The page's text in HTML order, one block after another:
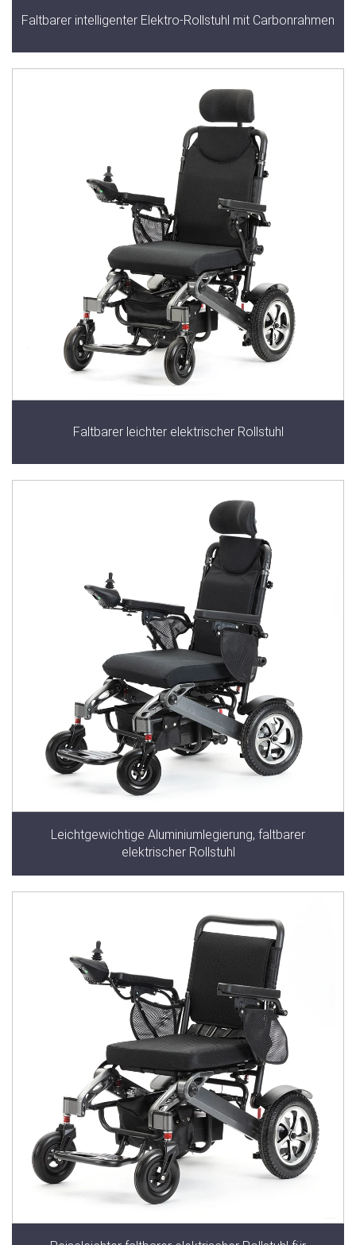
Faltbarer intelligenter Elektro-Rollstuhl mit Carbonrahmen
Faltbarer leichter elektrischer Rollstuhl
Leichtgewichtige Aluminiumlegierung, faltbarer
elektrischer Rollstuhl